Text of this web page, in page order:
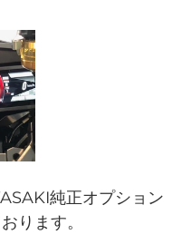
純正オプション
ります。